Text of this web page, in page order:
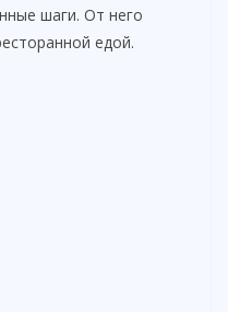
шаги. От него
едой.